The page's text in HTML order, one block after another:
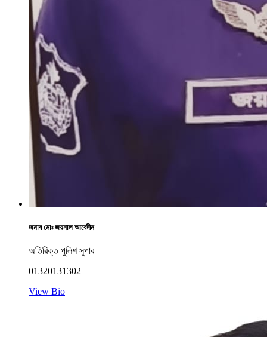
জনাব মোঃ জয়নাল আবেদীন
অতিরিক্ত পুলিশ সুপার
01320131302
View Bio